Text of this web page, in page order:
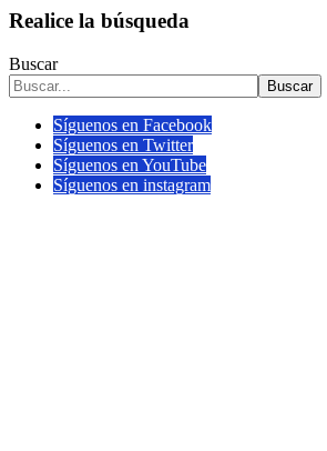
Realice la búsqueda
Buscar
Buscar
Síguenos en Facebook
Síguenos en Twitter
Síguenos en YouTube
Síguenos en instagram